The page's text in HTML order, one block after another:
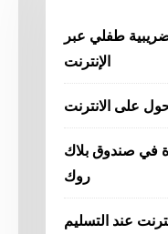
طفلي عبر
الإنترنت
على الانترنت
في صندوق بلاك
روك
عند التسليم